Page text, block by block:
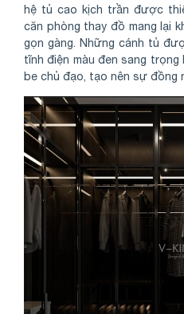
hệ tủ cao kịch trần được
căn phòng thay đồ mang lại
gọn gàng. Những cánh tủ
tĩnh điện màu đen sang
be chủ đạo, tạo nên sự đồng